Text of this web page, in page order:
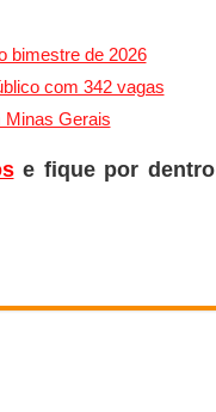
bimestre de 2026
com 342 vagas
Minas Gerais
e fique por dentro